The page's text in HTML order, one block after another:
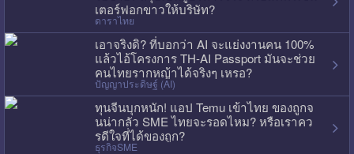
เตอร์ฟอกขาวให้บริษัท?
ดาราไทย
เอาจริงดิ? ที่บอกว่า AI จะแย่งงานคน 100%
แล้วไอ้โครงการ TH-AI Passport มันจะช่วย
คนไทยรากหญ้าได้จริงๆ เหรอ?
ปัญญาประดิษฐ์ (AI)
ทุนจีนบุกหนัก! แอป Temu เข้าไทย ของถูกจ
นน่ากลัว SME ไทยจะรอดไหม? หรือเราคว
รดีใจที่ได้ของถูก?
ธุรกิจSME